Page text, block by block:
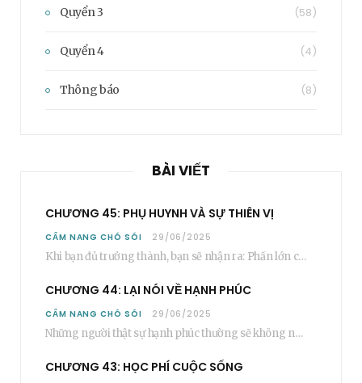
Quyển 3 (58)
Quyển 4 (4)
Thông báo (8)
BÀI VIẾT
CHƯƠNG 45: PHỤ HUYNH VÀ SỰ THIÊN VỊ
CẨM NANG CHÓ SÓI 29/06/2025
Khi bạn đủ trưởng thành, bạn sẽ nhận ra: Phần lớn các bậc phụ huynh…
CHƯƠNG 44: LẠI NÓI VỀ HẠNH PHÚC
CẨM NANG CHÓ SÓI 29/06/2025
Những người thật sự hạnh phúc thường sẽ không nói cụ thể rằng bạn “phải”…
CHƯƠNG 43: HỌC PHÍ CUỘC SỐNG